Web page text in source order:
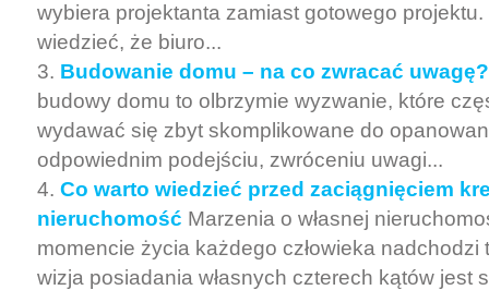
wybiera projektanta zamiast gotowego
wiedzieć, że biuro...
Budowanie domu – na co zwracać uwagę?
budowy domu to olbrzymie wyzwanie, które
wydawać się zbyt skomplikowane do
odpowiednim podejściu, zwróceniu uwagi...
Co warto wiedzieć przed zaciągnięciem
nieruchomość Marzenia o własnej
momencie życia każdego człowieka nadchodzi
wizja posiadania własnych czterech kątów jest